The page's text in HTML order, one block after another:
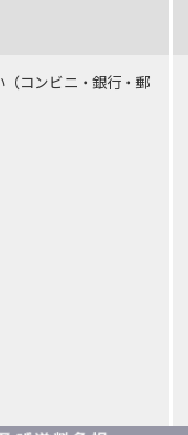
（コンビニ・銀行・郵